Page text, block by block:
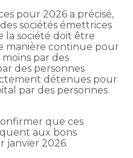
pour 2026 a précisé,
sociétés émettrices
la société doit être
manière continue pour
moins par des
des personnes
détenues pour
par des personnes
que ces
aux bons
janvier 2026.